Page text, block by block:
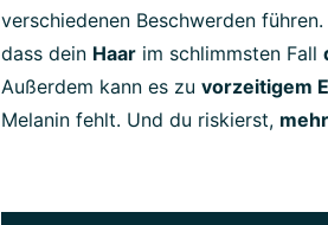
verschiedenen Beschwerden
dass dein Haar im schlimmsten Fall
Außerdem kann es zu vorzeitigem
Melanin fehlt. Und du riskierst,